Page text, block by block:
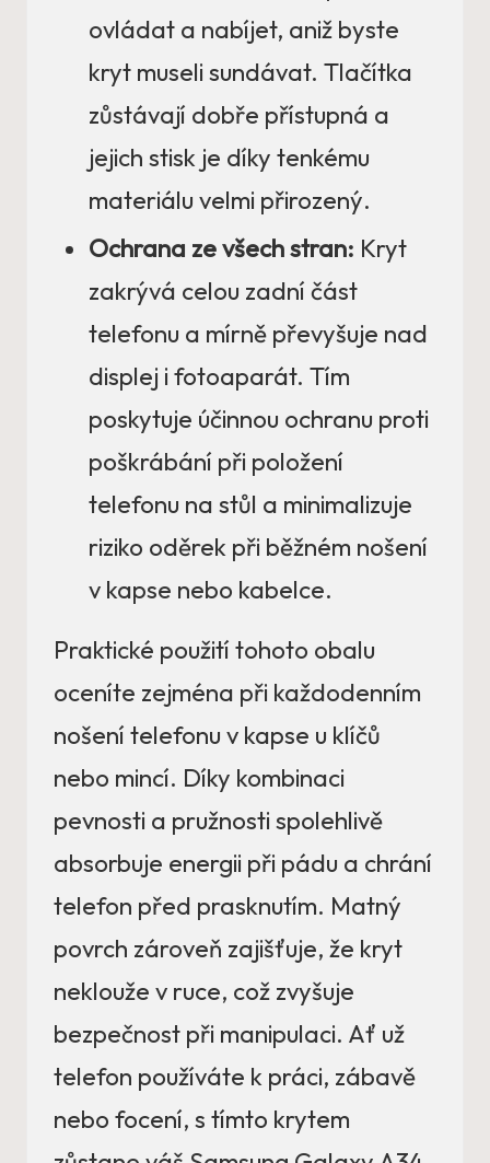
ovládat a nabíjet, aniž byste
kryt museli sundávat. Tlačítka
zůstávají dobře přístupná a
jejich stisk je díky tenkému
materiálu velmi přirozený.
Ochrana ze všech stran: Kryt
zakrývá celou zadní část
telefonu a mírně převyšuje nad
displej i fotoaparát. Tím
poskytuje účinnou ochranu proti
poškrábání při položení
telefonu na stůl a minimalizuje
riziko oděrek při běžném nošení
v kapse nebo kabelce.
Praktické použití tohoto obalu
oceníte zejména při každodenním
nošení telefonu v kapse u klíčů
nebo mincí. Díky kombinaci
pevnosti a pružnosti spolehlivě
absorbuje energii při pádu a chrání
telefon před prasknutím. Matný
povrch zároveň zajišťuje, že kryt
neklouže v ruce, což zvyšuje
bezpečnost při manipulaci. Ať už
telefon používáte k práci, zábavě
nebo focení, s tímto krytem